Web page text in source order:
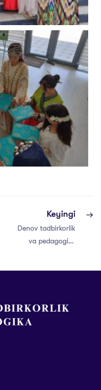
Keyingi
Denov tadbirkorlik
va pedagogika